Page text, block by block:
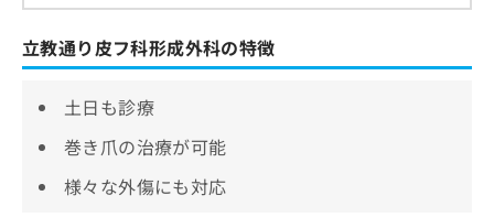
立教通り皮フ科形成外科の特徴
土日も診療
巻き爪の治療が可能
様々な外傷にも対応